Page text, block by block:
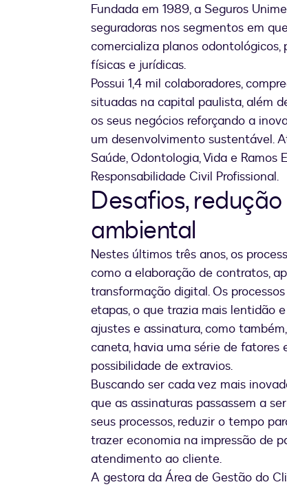
Fundada em 1989, a Seguros
seguradoras nos segmentos em
comercializa planos
físicas e jurídicas.
Possui 1,4 mil colaboradores,
situadas na capital paulista, além
os seus negócios reforçando a
um desenvolvimento sustentável.
Saúde, Odontologia, Vida e
Responsabilidade Civil Profissional.
Desafios,
ambiental
Nestes últimos três anos, os
como a elaboração de contratos,
transformação digital. Os
etapas, o que trazia mais lentidão
ajustes e assinatura, como
caneta, havia uma série de
possibilidade de extravios.
Buscando ser cada vez mais
que as assinaturas passassem a
seus processos, reduzir o tempo
trazer economia na impressão de
atendimento ao cliente.
A gestora da Área de Gestão do